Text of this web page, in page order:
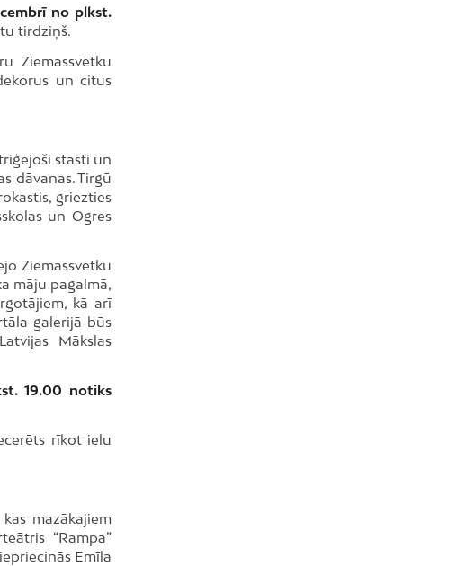
no plkst.
tirdziņš.
Ziemassvētku
un citus
stāsti un
dāvanas. Tirgū
griezties
un Ogres
Ziemassvētku
māju pagalmā,
kā arī
galerijā būs
Mākslas
19.00 notiks
rīkot ielu
mazākajiem
“Rampa”
Emīla